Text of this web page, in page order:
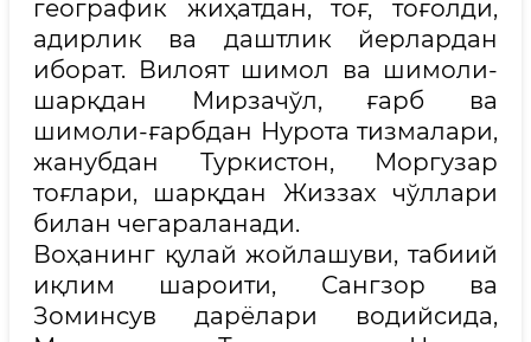
географик жиҳатдан, тоғ, тоғолди,
адирлик ва даштлик йерлардан
иборат. Вилоят шимол ва шимоли-
шарқдан Мирзачўл, ғарб ва
шимоли-ғарбдан Нурота тизмалари,
жанубдан Туркистон, Моргузар
тоғлари, шарқдан Жиззах чўллари
билан чегараланади.
Воҳанинг қулай жойлашуви, табиий
иқлим шароити, Сангзор ва
Зоминсув дарёлари водийсида,